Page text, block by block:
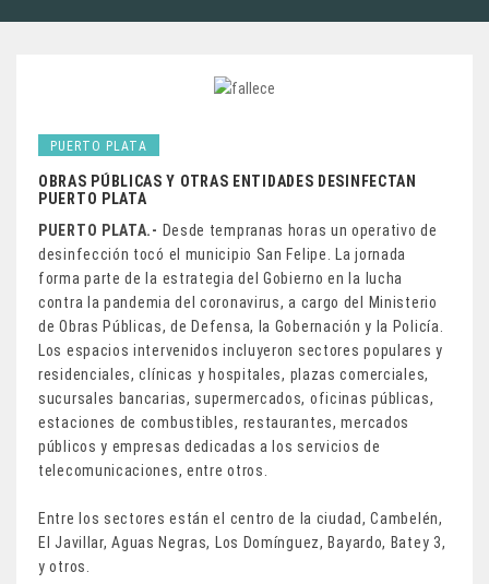
PUERTO PLATA
OBRAS PÚBLICAS Y OTRAS ENTIDADES DESINFECTAN
PUERTO PLATA
PUERTO PLATA.- Desde tempranas horas un operativo de
desinfección tocó el municipio San Felipe. La jornada
forma parte de la estrategia del Gobierno en la lucha
contra la pandemia del coronavirus, a cargo del Ministerio
de Obras Públicas, de Defensa, la Gobernación y la Policía.
Los espacios intervenidos incluyeron sectores populares y
residenciales, clínicas y hospitales, plazas comerciales,
sucursales bancarias, supermercados, oficinas públicas,
estaciones de combustibles, restaurantes, mercados
públicos y empresas dedicadas a los servicios de
telecomunicaciones, entre otros.
Entre los sectores están el centro de la ciudad, Cambelén,
El Javillar, Aguas Negras, Los Domínguez, Bayardo, Batey 3,
y otros.